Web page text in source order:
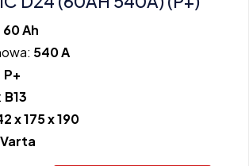
60 Ah
540 A
P+
B13
x 175 x 190
Varta